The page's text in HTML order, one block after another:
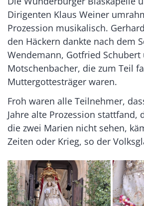
Dirigenten Klaus Weiner
Prozession musikalisch.
den Häckern dankte nach dem
Wendemann, Gotfried Schubert
Motschenbacher, die zum Teil
Muttergottesträger waren.
Froh waren alle Teilnehmer,
Jahre alte Prozession stattfand,
die zwei Marien nicht sehen,
Zeiten oder Krieg, so der